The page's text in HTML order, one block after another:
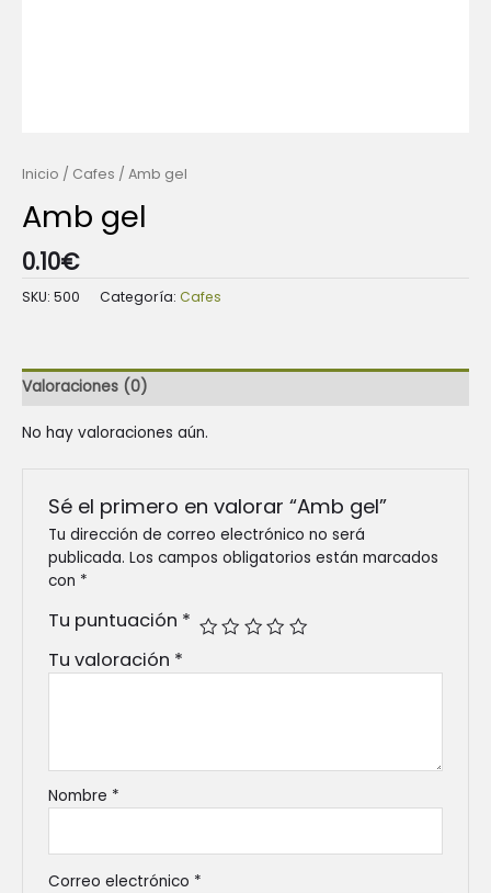
Inicio / Cafes / Amb gel
Amb gel
0.10€
SKU: 500 Categoría: Cafes
Valoraciones (0)
No hay valoraciones aún.
Sé el primero en valorar “Amb gel”
Tu dirección de correo electrónico no será
publicada. Los campos obligatorios están marcados
con *
Tu puntuación *
Tu valoración *
Nombre *
Correo electrónico *